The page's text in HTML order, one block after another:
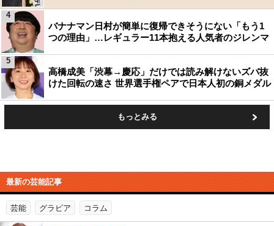
バナナマン日村が簡単に復帰できそうにない「もう1
つの理由」…レギュラー11本抱える人気者のジレンマ
4
高橋成美「渋幕→慶応」だけでは読み解けないズバ抜
けた回転の速さ 世界選手権ペアで日本人初の銅メダル
5
もっとみる
最新の芸能記事
芸能 グラビア コラム